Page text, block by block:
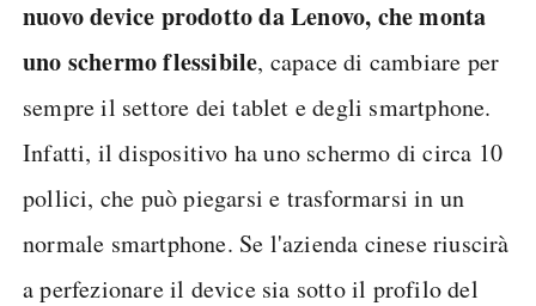
nuovo device prodotto da Lenovo, che monta
uno schermo flessibile, capace di cambiare per
sempre il settore dei tablet e degli smartphone.
Infatti, il dispositivo ha uno schermo di circa 10
pollici, che può piegarsi e trasformarsi in un
normale smartphone. Se l'azienda cinese riuscirà
a perfezionare il device sia sotto il profilo del